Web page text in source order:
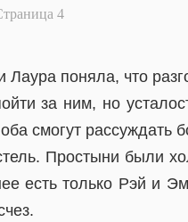
4
поняла, что
за ним, но
смогут рассуждать
Простыни были
есть только Рэй и